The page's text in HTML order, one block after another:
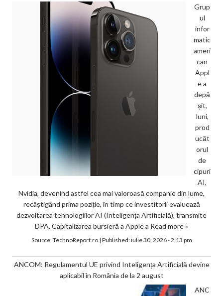
Grup
ul
infor
matic
ameri
can
Appl
e a
depă
șit,
luni,
prod
ucăt
orul
de
cipuri
AI,
Nvidia, devenind astfel cea mai valoroasă companie din lume,
recâștigând prima poziție, în timp ce investitorii evaluează
dezvoltarea tehnologiilor AI (Inteligența Artificială), transmite
DPA. Capitalizarea bursieră a Apple a Read more »
Source:TechnoReport.ro| Published:iulie 30, 2026 - 2:13 pm
ANCOM: Regulamentul UE privind Inteligența Artificială devine
aplicabil în România de la 2 august
ANC